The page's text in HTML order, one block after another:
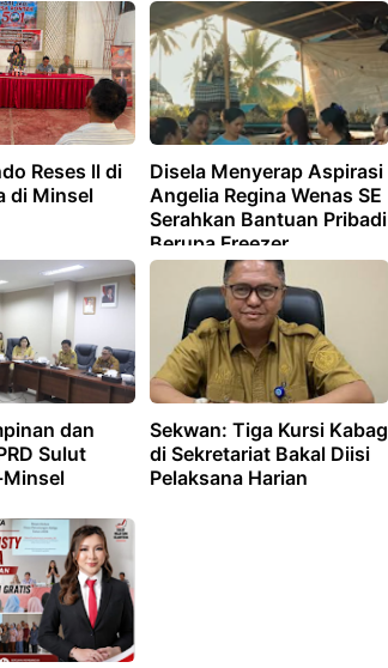
Reses ll di
di Minsel
Disela Menyerap Aspirasi
Angelia Regina Wenas SE
Serahkan Bantuan Pribadi
Berupa Freezer
Pemulasaraan Jenazah
dan Kebaya
Persembahyangan Umat
Hindu di Desa Banjar
Buana Kerta Bolmong
dan
Sulut
Sekwan: Tiga Kursi Kabag
di Sekretariat Bakal Diisi
Pelaksana Harian